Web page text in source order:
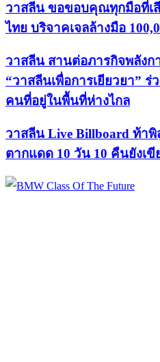
วาสลีน ขอขอบคุณทุกมือที่เ
ไทย บริจาคเจลล้างมือ
วาสลีน สานต่อภารกิจพลังก
“วาสลีนเพื่อการเยียวยา”
คนที่อยู่ในพื้นที่ห่างไกล
วาสลีน Live Billboard ท้า
ตากแดด 10 วัน 10 คืนยังเขี